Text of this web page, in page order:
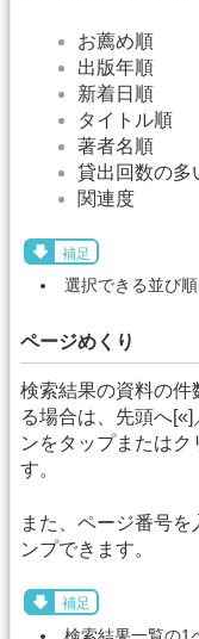
お薦め順
出版年順
新着日順
タイトル順
著者名順
貸出回数の多
関連度
補足
選択できる並び
ページめくり
検索結果の資料の件
る場合は、先頭へ
ンをタップまたはク
す。
また、ページ番号
ンプできます。
補足